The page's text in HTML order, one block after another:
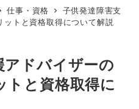
仕事・資格
子供発達障害支
トと資格取得について解説
アドバイザーの
トと資格取得に